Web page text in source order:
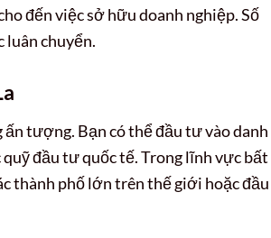
đến việc sở hữu doanh nghiệp. Số
luân chuyển.
tượng. Bạn có thể đầu tư vào danh
quỹ đầu tư quốc tế. Trong lĩnh vực bất
thành phố lớn trên thế giới hoặc đầu